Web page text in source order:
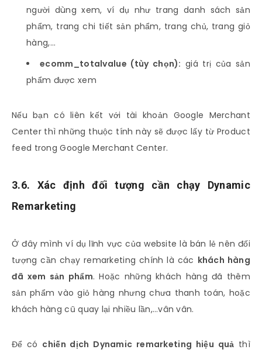
người dùng xem, ví dụ như trang danh sách sản
phẩm, trang chi tiết sản phẩm, trang chủ, trang giỏ
hàng,…
ecomm_totalvalue (tùy chọn): giá trị của sản
phẩm được xem
Nếu bạn có liên kết với tài khoản Google Merchant
Center thì những thuộc tính này sẽ được lấy từ Product
feed trong Google Merchant Center.
3.6. Xác định đối tượng cần chạy Dynamic
Remarketing
Ở đây mình ví dụ lĩnh vực của website là bán lẻ nên đối
tượng cần chạy remarketing chính là các khách hàng
đã xem sản phẩm. Hoặc những khách hàng đã thêm
sản phẩm vào giỏ hàng nhưng chưa thanh toán, hoặc
khách hàng cũ quay lại nhiều lần,…vân vân.
Để có chiến dịch Dynamic remarketing hiệu quả thì